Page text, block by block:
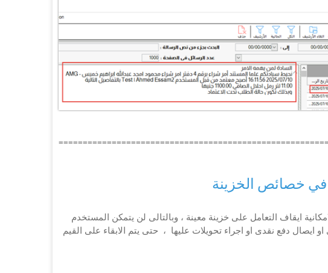
خصائص الخزينة
ايقاف التعامل على خزينة معينة ، وبالتالى لن يتمكن المستخدم
دفع نقدى او اجراء تحويلات عليها ، حتى يتم الابقاء على القيم